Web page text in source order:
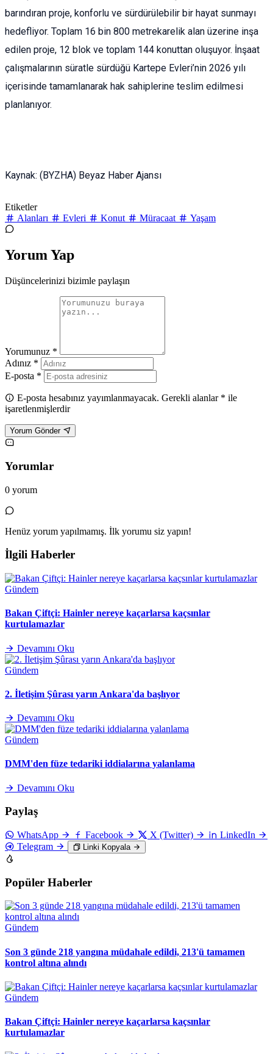
barındıran proje, konforlu ve sürdürülebilir bir hayat sunmayı
hedefliyor. Toplam 16 bin 800 metrekarelik alan üzerine inşa
edilen proje, 12 blok ve toplam 144 konuttan oluşuyor. İnşaat
çalışmalarının süratle sürdüğü Kartepe Evleri’nin 2026 yılı
içerisinde tamamlanarak hak sahiplerine teslim edilmesi
planlanıyor.
Kaynak: (BYZHA) Beyaz Haber Ajansı
Etiketler
Alanları
Evleri Konut Müracaat Yaşam
Yorum Yap
Düşüncelerinizi bizimle paylaşın
Yorumunuz *
Adınız *
E-posta *
E-posta hesabınız yayımlanmayacak. Gerekli alanlar * ile
işaretlenmişlerdir
Yorum Gönder
Yorumlar
0 yorum
Henüz yorum yapılmamış. İlk yorumu siz yapın!
İlgili Haberler
Gündem
Bakan Çiftçi: Hainler nereye kaçarlarsa kaçsınlar
kurtulamazlar
Devamını Oku
Gündem
2. İletişim Şûrası yarın Ankara'da başlıyor
Devamını Oku
Gündem
DMM'den füze tedariki iddialarına yalanlama
Devamını Oku
Paylaş
WhatsApp Facebook X (Twitter)
LinkedIn
Telegram
Linki Kopyala
Popüler Haberler
Gündem
Son 3 günde 218 yangına müdahale edildi, 213'ü tamamen
kontrol altına alındı
Gündem
Bakan Çiftçi: Hainler nereye kaçarlarsa kaçsınlar
kurtulamazlar